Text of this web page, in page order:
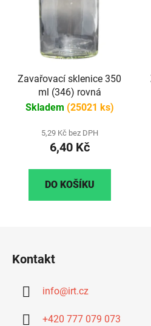
Zavařovací sklenice 350
ml (346) rovná
Skladem (25021 ks)
5,29 Kč bez DPH
6,40 Kč
DO KOŠÍKU
Kontakt
info@irt.cz
+420 777 079 073